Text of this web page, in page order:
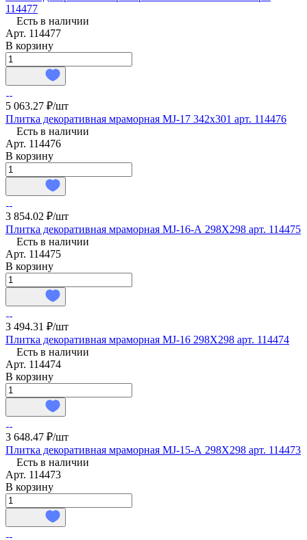
114477
Есть в наличии
Арт. 114477
В корзину
5 063.27 ₽/шт
Плитка декоративная мраморная MJ-17 342х301 арт. 114476
Есть в наличии
Арт. 114476
В корзину
3 854.02 ₽/шт
Плитка декоративная мраморная MJ-16-А 298X298 арт. 114475
Есть в наличии
Арт. 114475
В корзину
3 494.31 ₽/шт
Плитка декоративная мраморная MJ-16 298X298 арт. 114474
Есть в наличии
Арт. 114474
В корзину
3 648.47 ₽/шт
Плитка декоративная мраморная MJ-15-А 298X298 арт. 114473
Есть в наличии
Арт. 114473
В корзину